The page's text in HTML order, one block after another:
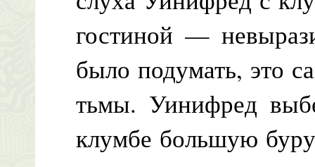
гостиной —
было подумать, это
тьмы. Уинифред
клумбе большую